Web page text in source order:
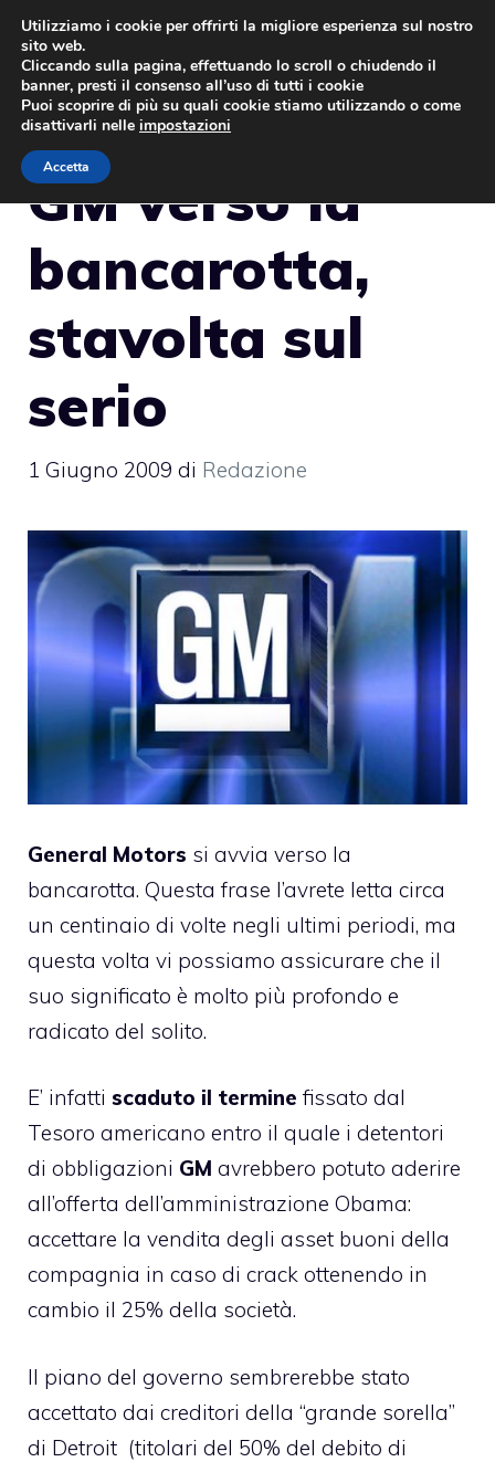
Vai
contenuto
GM verso la
bancarotta,
stavolta sul
serio
1 Giugno 2009 di Redazione
General Motors si avvia verso la
bancarotta. Questa frase l’avrete letta circa
un centinaio di volte negli ultimi periodi, ma
questa volta vi possiamo assicurare che il
suo significato è molto più profondo e
radicato del solito.
E’ infatti scaduto il termine fissato dal
Tesoro americano entro il quale i detentori
di obbligazioni GM avrebbero potuto aderire
all’offerta dell’amministrazione Obama:
accettare la vendita degli asset buoni della
compagnia in caso di crack ottenendo in
cambio il 25% della società.
Il piano del governo sembrerebbe stato
accettato dai creditori della “grande sorella”
di Detroit (titolari del 50% del debito di
Utilizziamo i cookie per offrirti la migliore esperienza sul nostro
sito web.
Cliccando sulla pagina, effettuando lo scroll o chiudendo il
banner, presti il consenso all’uso di tutti i cookie
Puoi scoprire di più su quali cookie stiamo utilizzando o come
disattivarli nelle impostazioni
Accetta